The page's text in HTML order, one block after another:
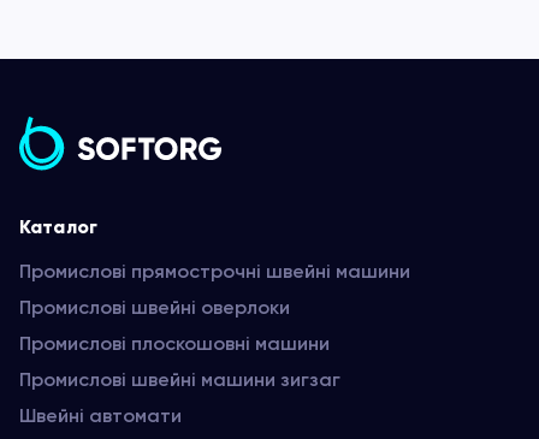
Каталог
Промислові прямострочні швейні машини
Промислові швейні оверлоки
Промислові плоскошовні машини
Промислові швейні машини зигзаг
Швейні автомати